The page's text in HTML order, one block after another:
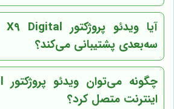
سه‌بعدی پشتیبانی می‌کند؟
اینترنت متصل کرد؟